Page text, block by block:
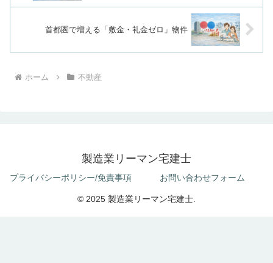
首都圏で増える「敷金・礼金ゼロ」物件
ホーム 不動産
製造業リーマン宅建士
プライバシーポリシー/免責事項 お問い合わせフォーム
© 2025 製造業リーマン宅建士.